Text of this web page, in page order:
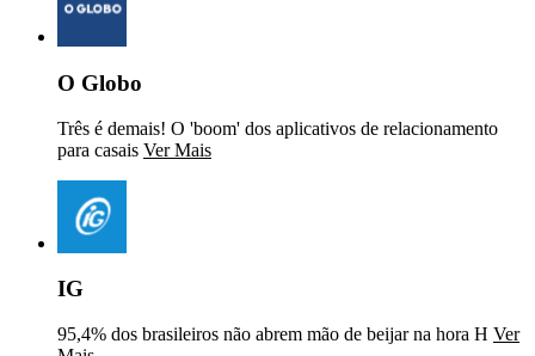
O Globo
Três é demais! O 'boom' dos aplicativos de relacionamento
para casais Ver Mais
IG
95,4% dos brasileiros não abrem mão de beijar na hora H Ver